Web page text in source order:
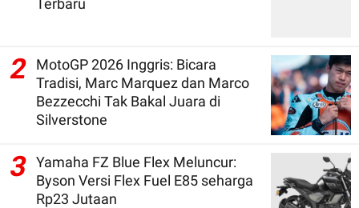
2
MotoGP 2026 Inggris: Bicara
Tradisi, Marc Marquez dan Marco
Bezzecchi Tak Bakal Juara di
Silverstone
3 Yamaha FZ Blue Flex Meluncur:
Byson Versi Flex Fuel E85 seharga
Rp23 Jutaan